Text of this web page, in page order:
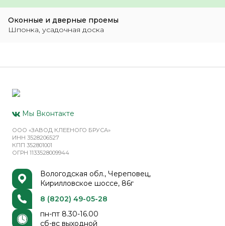
Оконные и дверные проемы
Шпонка, усадочная доска
Мы Вконтакте
ООО «ЗАВОД КЛЕЕНОГО БРУСА»
ИНН 3528206527
КПП 352801001
ОГРН 1133528009944
Вологодская обл., Череповец,
Кирилловское шоссе, 86г
8 (8202) 49-05-28
пн-пт 8.30-16.00
сб-вс выходной